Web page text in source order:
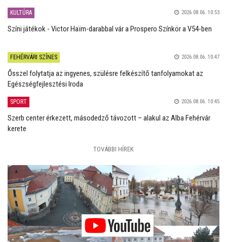
KULTÚRA 2026.08.06. 10:53
Színi játékok - Victor Haïm-darabbal vár a Prospero Színkör a V54-ben
FEHÉRVÁRI SZÍNES 2026.08.06. 10:47
Ősszel folytatja az ingyenes, szülésre felkészítő tanfolyamokat az
Egészségfejlesztési Iroda
SPORT 2026.08.06. 10:45
Szerb center érkezett, másodedző távozott – alakul az Alba Fehérvár
kerete
TOVÁBBI HÍREK